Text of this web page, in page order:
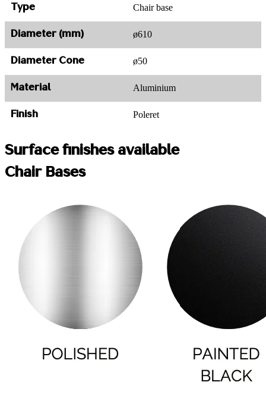
Type Chair base
Diameter (mm) ø610
Diameter Cone ø50
Material Aluminium
Finish Poleret
Surface finishes available
Chair Bases